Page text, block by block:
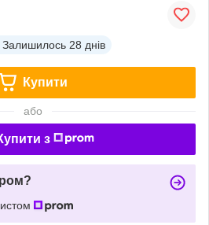
Залишилось 28 днів
Купити
або
з